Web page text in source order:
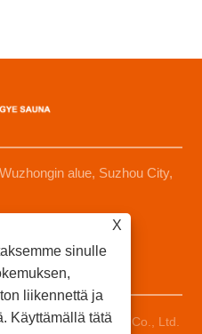
alue, Suzhou City,
Sauna Equipment Co., Ltd.
X
sinulle
liikennettä ja
Käyttämällä tätä